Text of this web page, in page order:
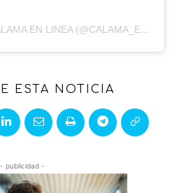
A POST SHARED BY CALAMA EN LINEA (@CALAMA_EN_LINEA)
ESTA NOTICIA
- publicidad -